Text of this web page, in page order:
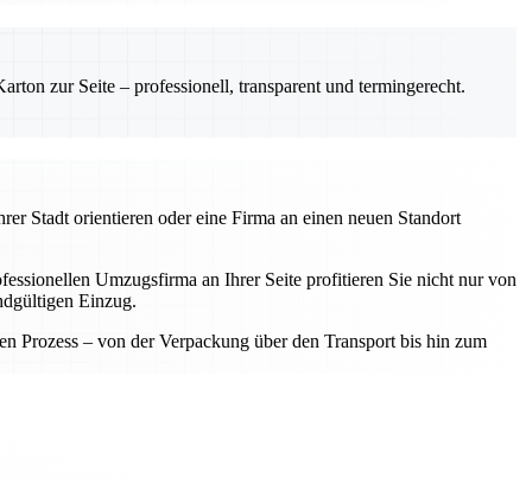
zur Seite – professionell, transparent und termingerecht.
Stadt orientieren oder eine Firma an einen neuen Standort
Umzugsfirma an Ihrer Seite profitieren Sie nicht nur von
Einzug.
Prozess – von der Verpackung über den Transport bis hin zum